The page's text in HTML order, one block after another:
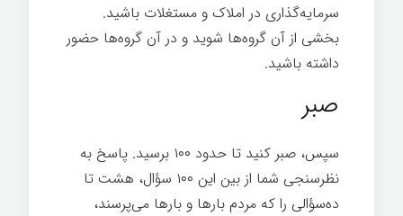
سرمایه‌گذاری در املاک و مستغلات باشید.
بخشی از آن گروه‌ها شوید و در آن گروه‌ها حضور
داشته باشید.
صبر
سپس، صبر کنيد تا حدود ۱۰۰ برسید. پاسخ به
نظرسنجی شما از بین این ۱۰۰ سؤال، هشت تا
ده‌سؤالی را که مردم بارها و بارها می‌پرسند،